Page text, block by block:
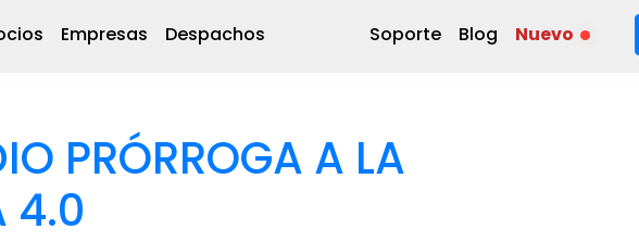
Empresas Despachos Soporte Blog Nuevo
PRÓRROGA A LA
4.0